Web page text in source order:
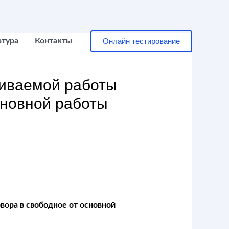
Контакты Онлайн тестирование
работы
работы
в свободное от основной